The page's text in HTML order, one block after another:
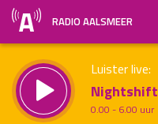
RADIO AALSMEER
Luister live:
Nightshift
0.00 - 6.00 uur